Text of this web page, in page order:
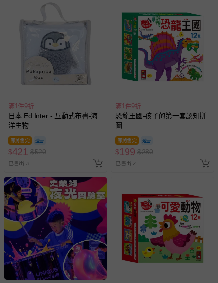
滿1件9折
日本 Ed.Inter - 互動式布書-海
洋生物
即將售完
$421 $520
已售出 3
滿1件9折
恐龍王國-孩子的第一套認知拼
圖
即將售完
$199 $280
已售出 2